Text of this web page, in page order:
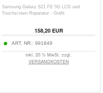
Samsung Galaxy S21 FE 5G LCD und
Touchscreen Reparatur - Grafit
158,20 EUR
ART. NR.: 991849
inkl. 20 % MwSt. zzgl.
VERSANDKOSTEN